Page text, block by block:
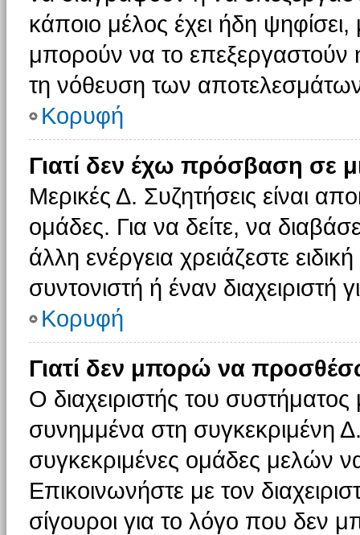
κάποιο μέλος έχει ήδη ψηφίσει,
μπορούν να το επεξεργαστούν
τη νόθευση των
Κορυφή
Γιατί δεν έχω πρόσβαση σε
Μερικές Δ. Συζητήσεις είναι
ομάδες. Για να δείτε, να
άλλη ενέργεια χρειάζεστε
συντονιστή ή έναν διαχειριστή
Κορυφή
Γιατί δεν μπορώ να
Ο διαχειριστής του
συνημμένα στη συγκεκριμένη
συγκεκριμένες ομάδες μελών
Επικοινωνήστε με τον
σίγουροι για το λόγο που δεν